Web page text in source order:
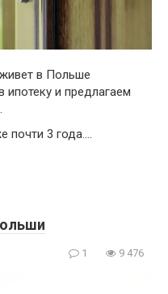
в Польше
ипотеку и предлагаем
3 года….
1 9 476